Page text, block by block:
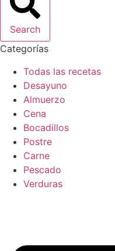
Search
Categorías
Todas las recetas
Desayuno
Almuerzo
Cena
Bocadillos
Postre
Carne
Pescado
Verduras